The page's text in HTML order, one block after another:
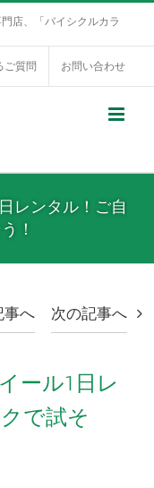
店、「バイシクルカラ
ご質問 お問い合わせ
レンタル！ご自
！
事へ 次の記事へ
ール1日レ
で試そ